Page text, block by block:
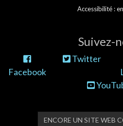
Accessibilité :
Suivez-
Facebook
Twitter
ENCORE UN SITE WEB